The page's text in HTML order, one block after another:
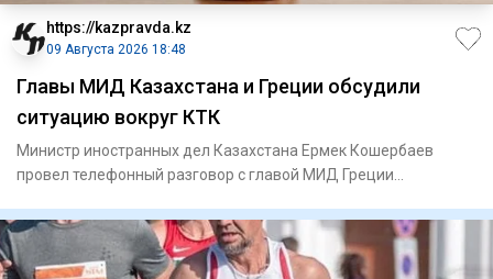
https://kazpravda.kz
09 Августа 2026 18:48
Главы МИД Казахстана и Греции обсудили
ситуацию вокруг КТК
Министр иностранных дел Казахстана Ермек Кошербаев
провел телефонный разговор с главой МИД Греции